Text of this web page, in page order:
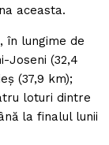
aceasta.
în lungime de
Joseni (32,4
(37,9 km);
loturi dintre
la finalul lunii